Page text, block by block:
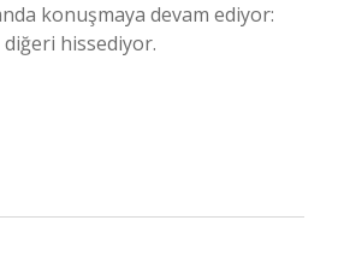
konuşmaya devam ediyor:
hissediyor.